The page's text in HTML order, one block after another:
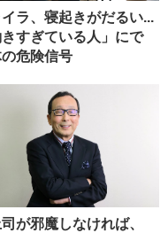
ラ、寝起きがだるい...
きすぎている人」にで
危険信号
司が邪魔しなければ、